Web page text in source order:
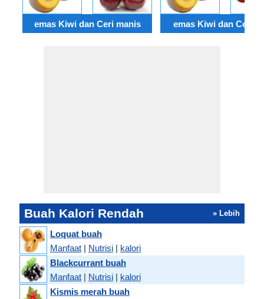
emas Kiwi dan Ceri manis emas Kiwi dan Ceri
Buah Kalori Rendah » Lebih
Loquat buah
Manfaat | Nutrisi | kalori
Blackcurrant buah
Manfaat | Nutrisi | kalori
Kismis merah buah